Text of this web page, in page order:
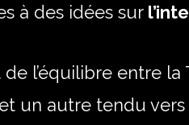
à des idées sur
de l’équilibre entre
un autre tendu vers